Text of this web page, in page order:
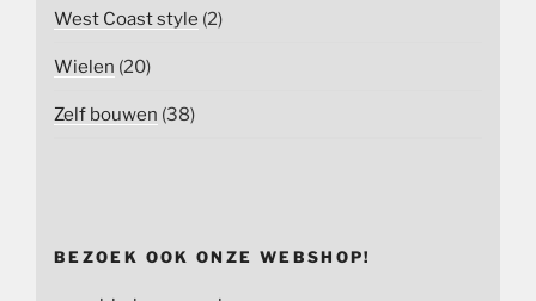
West Coast style (2)
Wielen (20)
Zelf bouwen (38)
BEZOEK OOK ONZE WEBSHOP!